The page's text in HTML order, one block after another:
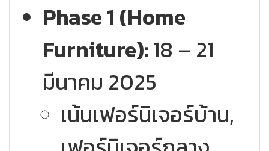
Phase 1 (Home
Furniture):18 – 21
มีนาคม 2025
เน้นเฟอร์นิเจอร์บ้าน,